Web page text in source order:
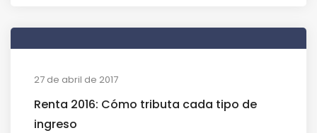
27 de abril de 2017
Renta 2016: Cómo tributa cada tipo de
ingreso